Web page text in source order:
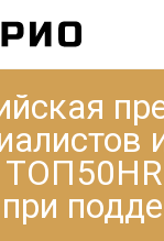
ТОП50HR